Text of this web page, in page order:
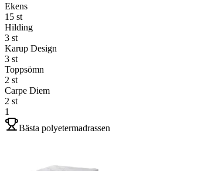
Ekens
15 st
Hilding
3 st
Karup Design
3 st
Toppsömn
2 st
Carpe Diem
2 st
1
Bästa polyetermadrassen